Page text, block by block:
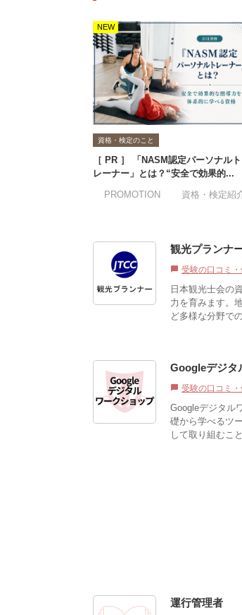
NEW
資格・検定のこと
［ PR ］ 「NASM認定パーソナルト
レーナー」とは？“安全で効果的...
#PROMOTION
#資格・検定紹
観光プランナ
chat_bubble 受験の口コミ
日本観光士会の
力を育みます。
ど多様な分野で
Googleデジタ
chat_bubble 受験の口コミ
Googleデジタル
礎から学べるツ
して取り組むこ
運行管理者